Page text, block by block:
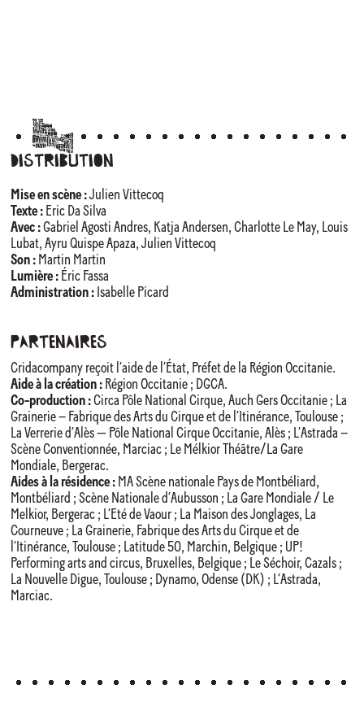
Distribution
Mise en scène :Julien Vittecoq
Texte : Eric Da Silva
Avec :Gabriel Agosti Andres, Katja Andersen, Charlotte Le May, Louis
Lubat, Ayru Quispe Apaza, Julien Vittecoq
Son : Martin Martin
Lumière : Éric Fassa
Administration : Isabelle Picard
Partenaires
Cridacompany reçoit l’aide de l’État, Préfet de la Région Occitanie.
Aide à la création : Région Occitanie ; DGCA.
Co-production :Circa Pôle National Cirque, Auch Gers Occitanie ; La
Grainerie – Fabrique des Arts du Cirque et de l’Itinérance, Toulouse ;
La Verrerie d’Alès — Pôle National Cirque Occitanie, Alès ; L’Astrada –
Scène Conventionnée, Marciac ; Le Mélkior Théâtre/La Gare
Mondiale, Bergerac.
Aides à la résidence : MA Scène nationale Pays de Montbéliard,
Montbéliard ; Scène Nationale d’Aubusson ; La Gare Mondiale / Le
Melkior, Bergerac ; L’Eté de Vaour ; La Maison des Jonglages, La
Courneuve ; La Grainerie, Fabrique des Arts du Cirque et de
l’Itinérance, Toulouse ; Latitude 50, Marchin, Belgique ; UP!
Performing arts and circus, Bruxelles, Belgique ; Le Séchoir, Cazals ;
La Nouvelle Digue, Toulouse ; Dynamo, Odense (DK) ; L’Astrada,
Marciac.